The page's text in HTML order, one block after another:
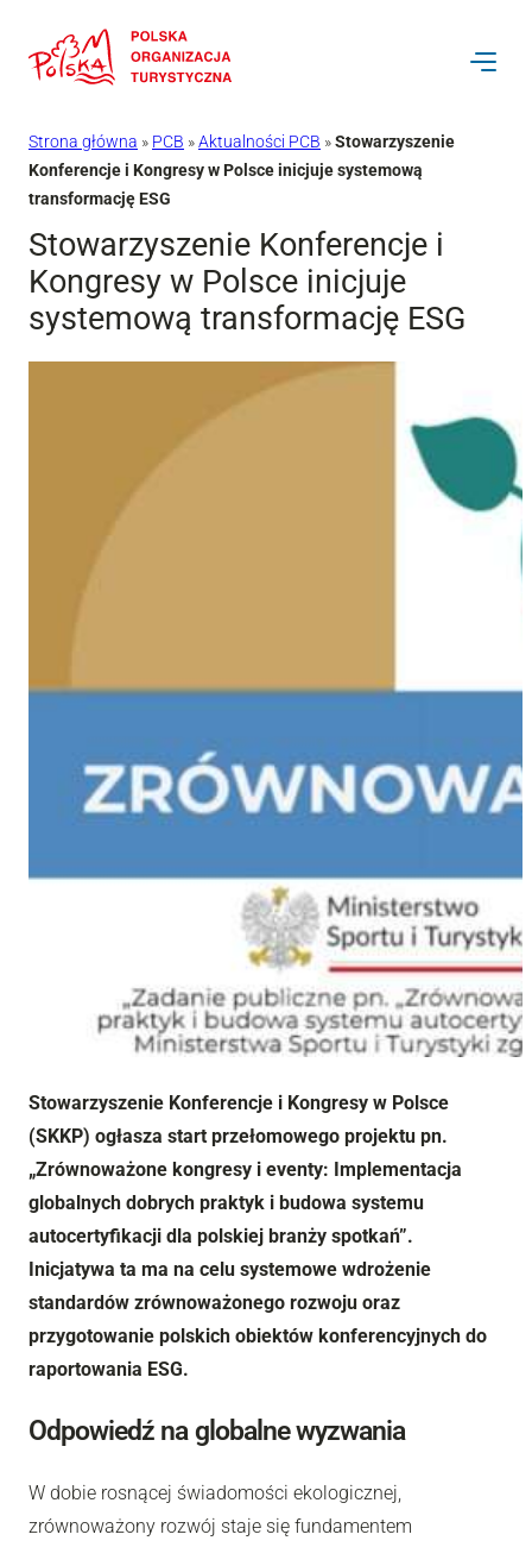
do
Strona główna » PCB »Aktualności PCB »Stowarzyszenie
Konferencje i Kongresy w Polsce inicjuje systemową
transformację ESG
Stowarzyszenie Konferencje i
Kongresy w Polsce inicjuje
systemową transformację ESG
Stowarzyszenie Konferencje i Kongresy w Polsce
(SKKP) ogłasza start przełomowego projektu pn.
„Zrównoważone kongresy i eventy: Implementacja
globalnych dobrych praktyk i budowa systemu
autocertyfikacji dla polskiej branży spotkań”.
Inicjatywa ta ma na celu systemowe wdrożenie
standardów zrównoważonego rozwoju oraz
przygotowanie polskich obiektów konferencyjnych do
raportowania ESG.
Odpowiedź na globalne wyzwania
W dobie rosnącej świadomości ekologicznej,
zrównoważony rozwój staje się fundamentem